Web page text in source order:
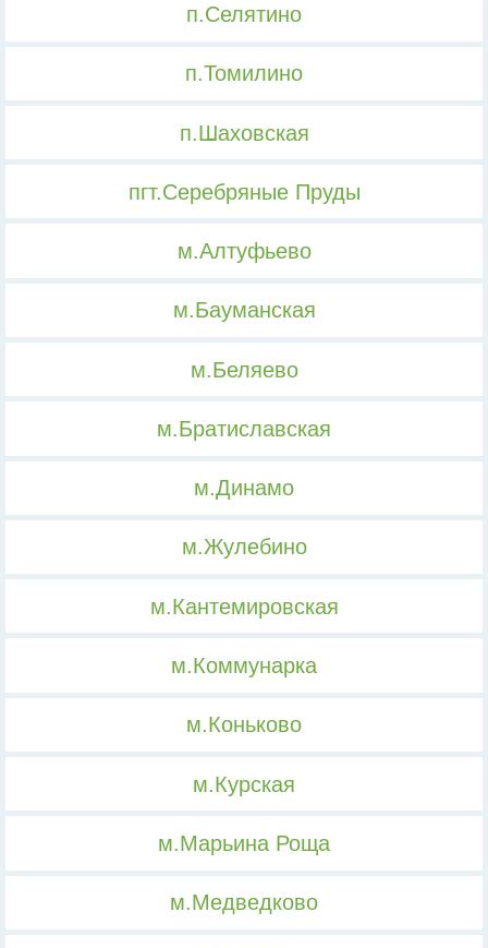
п.Селятино
п.Томилино
п.Шаховская
пгт.Серебряные Пруды
м.Алтуфьево
м.Бауманская
м.Беляево
м.Братиславская
м.Динамо
м.Жулебино
м.Кантемировская
м.Коммунарка
м.Коньково
м.Курская
м.Марьина Роща
м.Медведково